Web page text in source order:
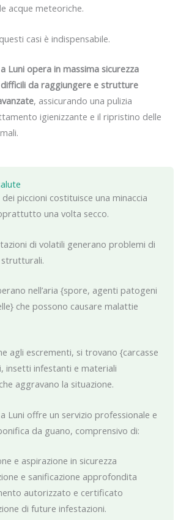
piccioni costituisce una minaccia
una volta secco.
di volatili generano problemi di
strutturali.
nell’aria {spore, agenti patogeni
che possono causare malattie
agli escrementi, si trovano {carcasse
insetti infestanti e materiali
aggravano la situazione.
Luni offre un servizio professionale e
da guano, comprensivo di:
e aspirazione in sicurezza
e sanificazione approfondita
autorizzato e certificato
di future infestazioni.
acque meteoriche.
casi è indispensabile.
Luni opera in massima sicurezza
da raggiungere e strutture
, assicurando una pulizia
igienizzante e il ripristino delle